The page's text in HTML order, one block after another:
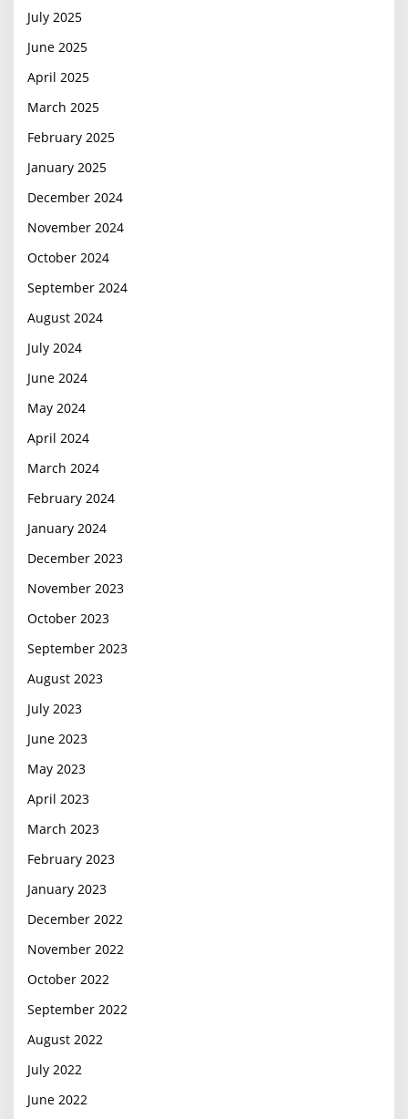
July 2025
June 2025
April 2025
March 2025
February 2025
January 2025
December 2024
November 2024
October 2024
September 2024
August 2024
July 2024
June 2024
May 2024
April 2024
March 2024
February 2024
January 2024
December 2023
November 2023
October 2023
September 2023
August 2023
July 2023
June 2023
May 2023
April 2023
March 2023
February 2023
January 2023
December 2022
November 2022
October 2022
September 2022
August 2022
July 2022
June 2022